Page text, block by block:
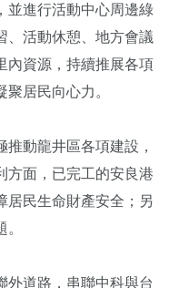
並進行活動中心周邊綠
、活動休憩、地方會議
內資源，持續推展各項
居民向心力。
動龍井區各項建設，
方面，已完工的安良港
居民生命財產安全；另
外道路，串聯中科與台